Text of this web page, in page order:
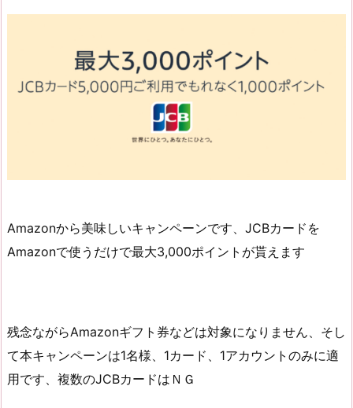
Amazonから美味しいキャンペーンです、JCBカードを
Amazonで使うだけで最大3,000ポイントが貰えます
残念ながらAmazonギフト券などは対象になりません、そし
て本キャンペーンは1名様、1カード、1アカウントのみに適
用です、複数のJCBカードはＮＧ